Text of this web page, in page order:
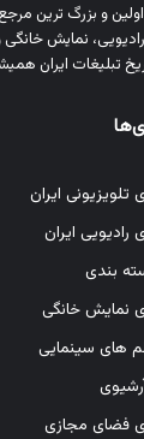
و بزرگ‌ ترین
رادیویی، نمایش
تبلیغات ایران
تلویزیونی ایران
رادیویی ایران
بندی
نمایش خانگی
های سینمایی
فضای مجازی